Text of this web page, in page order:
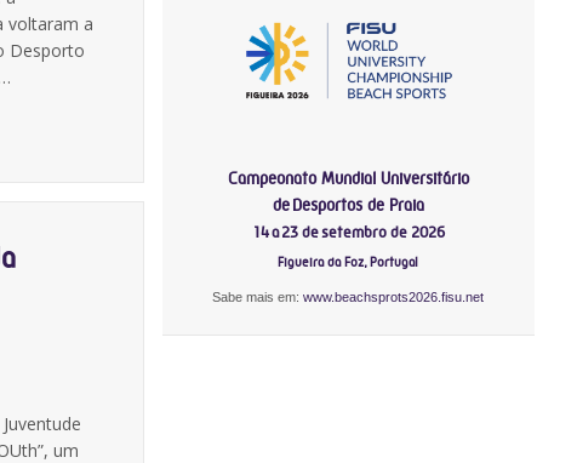
voltaram a
Desporto
um
Campeonato Mundial Universitário
de Desportos de Praia
14 a 23 de setembro de 2026
Figueira da Foz, Portugal
Sabe mais em:www.beachsprots2026.fisu.net